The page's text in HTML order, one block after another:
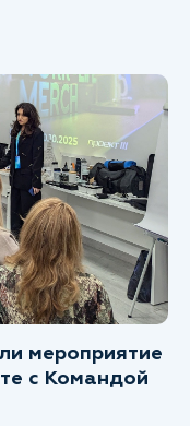
мероприятие
с Командой